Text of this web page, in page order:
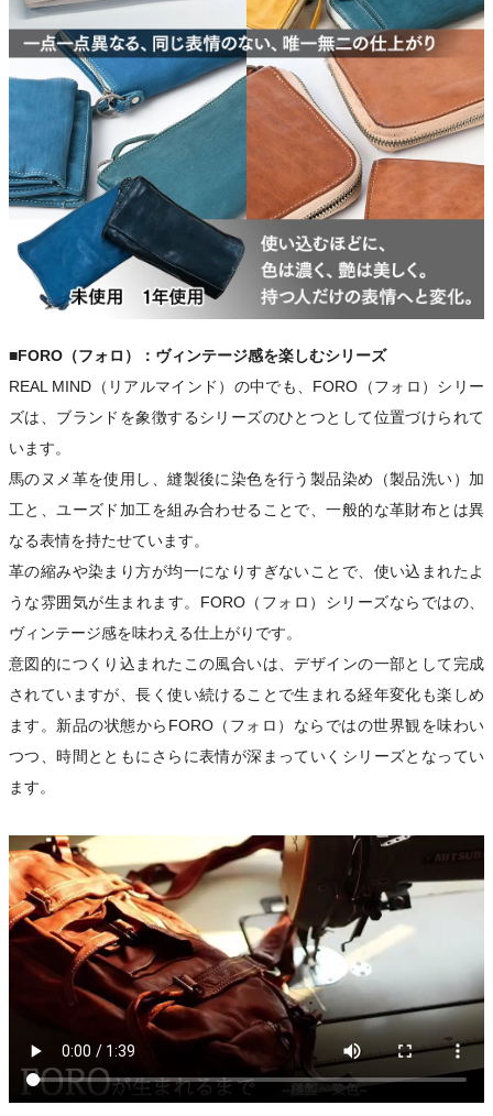
■FORO（フォロ）：ヴィンテージ感を楽しむシリーズ
REAL MIND（リアルマインド）の中でも、FORO（フォロ）シリー
ズは、ブランドを象徴するシリーズのひとつとして位置づけられて
います。
馬のヌメ革を使用し、縫製後に染色を行う製品染め（製品洗い）加
工と、ユーズド加工を組み合わせることで、一般的な革財布とは異
なる表情を持たせています。
革の縮みや染まり方が均一になりすぎないことで、使い込まれたよ
うな雰囲気が生まれます。FORO（フォロ）シリーズならではの、
ヴィンテージ感を味わえる仕上がりです。
意図的につくり込まれたこの風合いは、デザインの一部として完成
されていますが、長く使い続けることで生まれる経年変化も楽しめ
ます。新品の状態からFORO（フォロ）ならではの世界観を味わい
つつ、時間とともにさらに表情が深まっていくシリーズとなってい
ます。